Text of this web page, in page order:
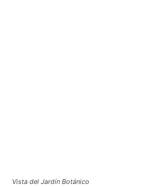
Vista del Jardín Botánico